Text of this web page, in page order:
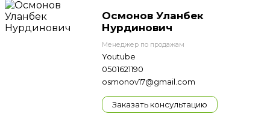
Осмонов Уланбек
Нурдинович
Менеджер по продажам
Youtube
0501621190
osmonov17@gmail.com
Заказать консультацию